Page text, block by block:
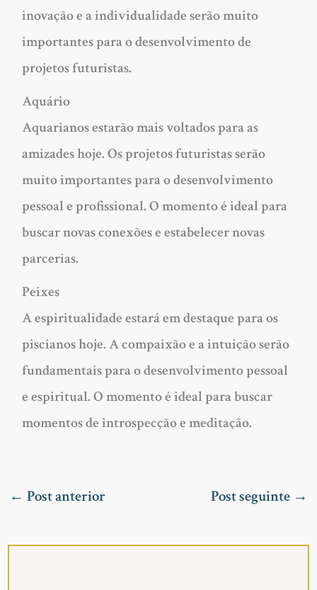
inovação e a individualidade serão muito
importantes para o desenvolvimento de
projetos futuristas.
Aquário
Aquarianos estarão mais voltados para as
amizades hoje. Os projetos futuristas serão
muito importantes para o desenvolvimento
pessoal e profissional. O momento é ideal para
buscar novas conexões e estabelecer novas
parcerias.
Peixes
A espiritualidade estará em destaque para os
piscianos hoje. A compaixão e a intuição serão
fundamentais para o desenvolvimento pessoal
e espiritual. O momento é ideal para buscar
momentos de introspecção e meditação.
← Post anterior Post seguinte →